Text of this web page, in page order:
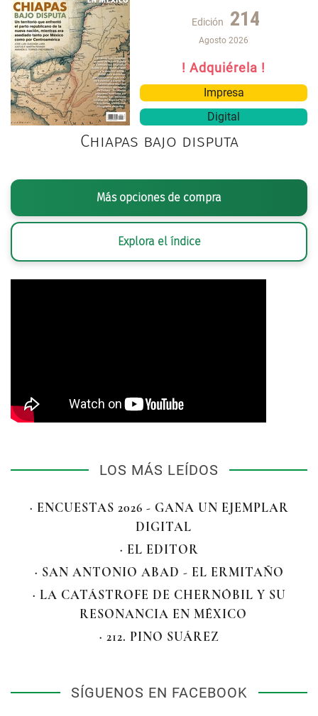
Edición 214
Agosto 2026
! Adquiérela !
Impresa
Digital
Chiapas bajo disputa
Más opciones de compra
Explora el índice
LOS MÁS LEÍDOS
· ENCUESTAS 2026 - GANA UN EJEMPLAR
DIGITAL
· EL EDITOR
· SAN ANTONIO ABAD - EL ERMITAÑO
· LA CATÁSTROFE DE CHERNÓBIL Y SU
RESONANCIA EN MÉXICO
· 212. PINO SUÁREZ
SÍGUENOS EN FACEBOOK